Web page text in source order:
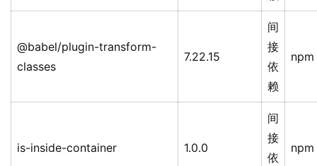
@babel/plugin-transform-
classes
7.22.15
间
接
依
赖
npm
is-inside-container 1.0.0
间
接
依
npm